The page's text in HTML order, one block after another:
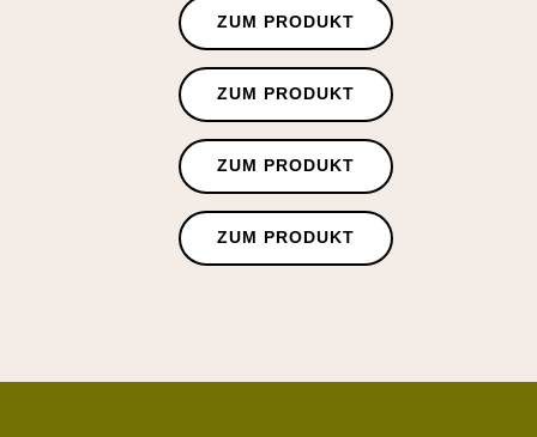
ZUM PRODUKT
ZUM PRODUKT
ZUM PRODUKT
ZUM PRODUKT